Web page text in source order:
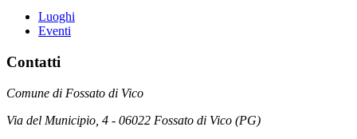
Luoghi
Eventi
Contatti
Comune di Fossato di Vico
Via del Municipio, 4 - 06022 Fossato di Vico (PG)